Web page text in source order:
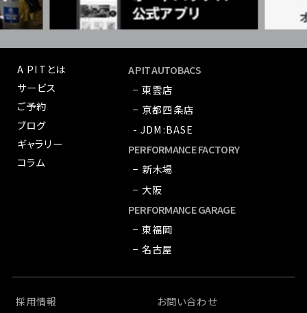
A PITとは
サービス
ご予約
ブログ
ギャラリー
コラム
A PIT AUTOBACS
− 東雲店
− 京都四条店
- JDM:BASE
PERFORMANCE FACTORY
− 新木場
− 大阪
PERFORMANCE GARAGE
− 東福岡
− 名古屋
採用情報
お問い合わせ